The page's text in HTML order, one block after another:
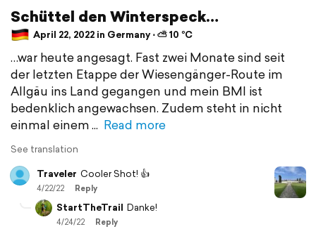
Schüttel den Winterspeck…
April 22, 2022 in Germany ⋅ ⛅ 10 °C
…war heute angesagt. Fast zwei Monate sind seit
der letzten Etappe der Wiesengänger-Route im
Allgäu ins Land gegangen und mein BMI ist
bedenklich angewachsen. Zudem steht in nicht
einmal einem
Read more
See translation
Traveler Cooler Shot! 👍
4/22/22 Reply
StartTheTrail Danke!
4/24/22 Reply